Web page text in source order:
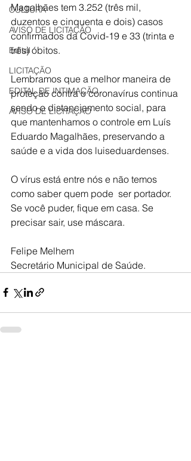
CULTURA
AVISO DE LICITAÇÃO
Edital
LICITAÇÃO
EDITAL DE INTIMAÇÃO
AVISO DE LICITAÇÃO
Magalhães tem 3.252 (três mil,
duzentos e cinquenta e dois) casos
confirmados da Covid-19 e 33 (trinta e
três) óbitos.
Lembramos que a melhor maneira de
proteção contra o coronavírus continua
sendo o distanciamento social, para
que mantenhamos o controle em Luís
Eduardo Magalhães, preservando a
saúde e a vida dos luiseduardenses.
O vírus está entre nós e não temos
como saber quem pode  ser portador.
Se você puder, fique em casa. Se
precisar sair, use máscara.
Felipe Melhem
Secretário Municipal de Saúde.